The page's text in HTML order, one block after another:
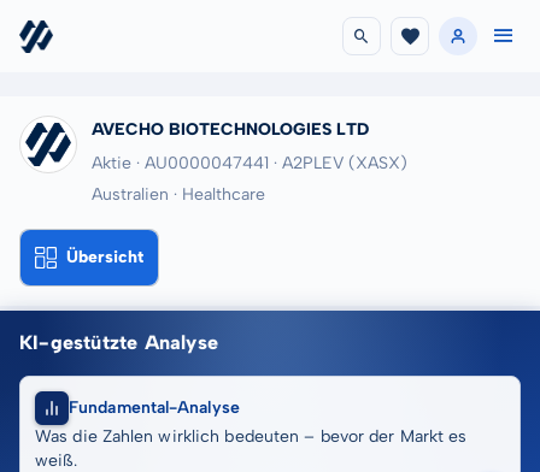
AVECHO BIOTECHNOLOGIES LTD
Aktie · AU0000047441 · A2PLEV (XASX)
Australien · Healthcare
Übersicht
KI-gestützte Analyse
Fundamental-Analyse
Was die Zahlen wirklich bedeuten – bevor der Markt es
weiß.